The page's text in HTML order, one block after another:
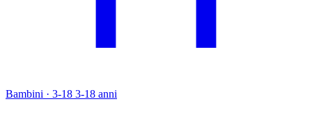
Bambini · 3-18 3-18 anni